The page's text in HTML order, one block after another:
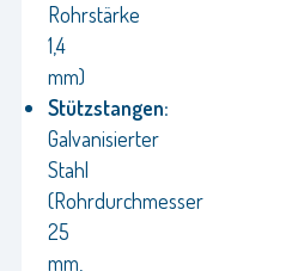
Rohrstärke
1,4
mm)
Stützstangen:
Galvanisierter
Stahl
(Rohrdurchmesser
25
mm,